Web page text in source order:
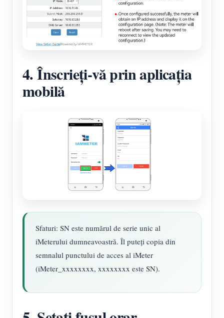
4. Înscrieți-vă prin aplicația
mobilă
Sfaturi: SN este numărul de serie unic al
iMeterului dumneavoastră. Îl puteți copia din
semnalul punctului de acces al iMeter
(iMeter_xxxxxxxx, xxxxxxxx este SN).